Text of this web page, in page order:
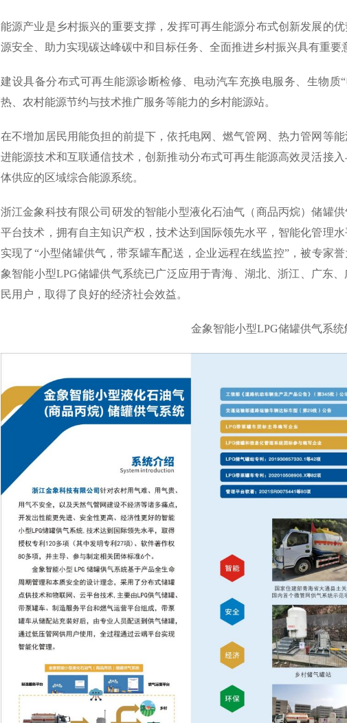
能源产业是乡村振兴的重要支撑，发挥可再生能源分布式创新发展的
源安全、助力实现碳达峰碳中和目标任务、全面推进乡村振兴具有重要
建设具备分布式可再生能源诊断检修、电动汽车充换电服务、生物
热、农村能源节约与技术推广服务等能力的乡村能源站。
在不增加居民用能负担的前提下，依托电网、燃气管网、热力管网等
进能源技术和互联通信技术，创新推动分布式可再生能源高效灵活接
体供应的区域综合能源系统。
浙江金象科技有限公司研发的智能小型液化石油气（商品丙烷）储罐
平台技术，拥有自主知识产权，技术达到国际领先水平，智能化管理
实现了“小型储罐供气，带泵罐车配送，企业远程在线监控”，被专家
象智能小型LPG储罐供气系统已广泛应用于青海、湖北、浙江、广东
民用户，取得了良好的经济社会效益。
金象智能小型LPG储罐供气系统